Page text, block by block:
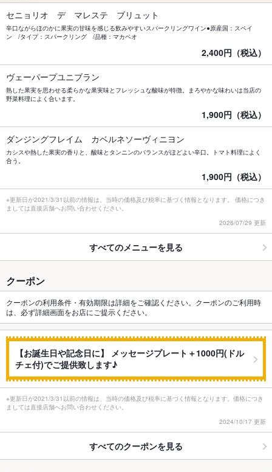
セニョリオ デ マレステ ブリュット
辛口ながらほのかに果実の甘味を感じる飲みやすいスパークリングワイン●原産国：スペイ
ン /タイプ：スパークリング /品種：マカベオ
2,400円（税込）
ヴェーパープユニブラン
熟した果実を思わせる柔らかな果実味とフレッシュな酸味が特徴。まろやかな味わいは当店の
野菜料理によく合います。
1,900円（税込）
ダンジングフレイム カベルネソーヴィニヨン
カシスや熱した果実の香りと、酸味とタンニンのバランスがほどよい辛口。トマト料理によく
合う。
1,900円（税込）
※更新日が2021/3/31以前の情報は、当時の価格及び税率に基づく情報となります。 価格につき
ましては直接店舗へお問い合わせください。
2026/07/29 更新
すべてのメニューを見る
クーポン
クーポンの利用条件・有効期限は詳細をご確認ください。クーポンのご利用時
は、必ず詳細画面をお店にご提示ください。
【お誕生日や記念日に】 メッセージプレート＋1000円(ドル
チェ付)でご提供致します♪
※更新日が2021/3/31以前の情報は、当時の価格及び税率に基づく情報となります。価格につき
ましては直接店舗へお問い合わせください。
2024/10/17 更新
すべてのクーポンを見る